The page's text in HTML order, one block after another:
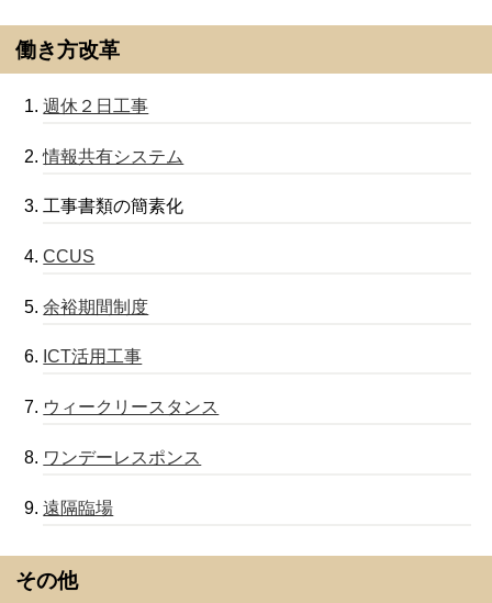
働き方改革
週休２日工事
情報共有システム
工事書類の簡素化
CCUS
余裕期間制度
ICT活用工事
ウィークリースタンス
ワンデーレスポンス
遠隔臨場
その他